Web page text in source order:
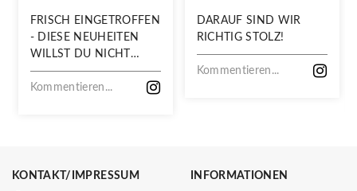
FRISCH EINGETROFFEN
- DIESE NEUHEITEN
WILLST DU NICHT
VERPASSEN!
Kommentieren...
DARAUF SIND WIR
RICHTIG STOLZ!
Kommentieren...
KONTAKT/IMPRESSUM INFORMATIONEN